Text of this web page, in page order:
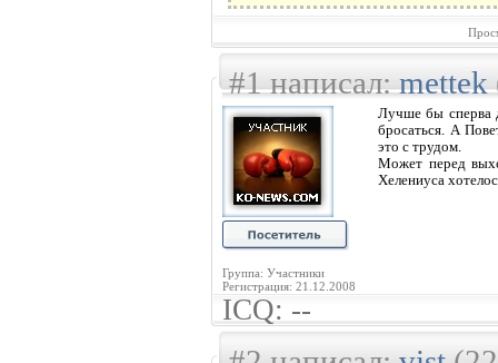
#1 написал:mettek
Группа: Участники
Регистрация: 21.12.2008
Лучше бы сперва
бросаться. А
это с трудом.
Может перед
Хелениуса
ICQ: --